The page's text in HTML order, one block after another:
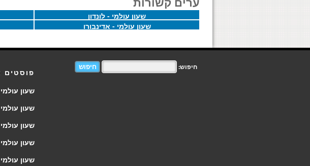
שעון עולמי - לונדון
שעון עולמי - אדינבורו
חיפוש:
פוסטים
שעון
שעון
שעון
שעון
שעון